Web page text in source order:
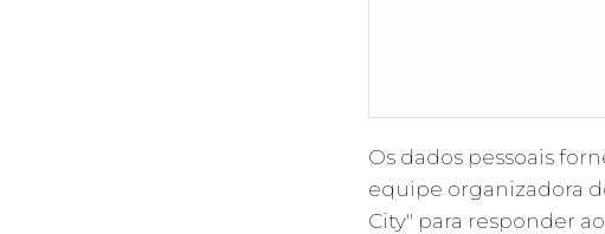
Os dados pessoais
equipe organizadora
City" para responder